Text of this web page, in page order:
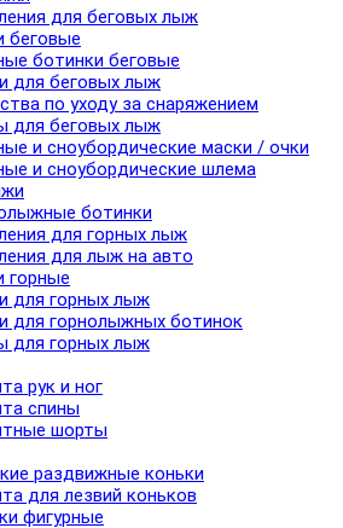
для беговых лыж
беговые
ботинки беговые
для беговых лыж
по уходу за снаряжением
для беговых лыж
и сноубордические маски / очки
и сноубордические шлема
ботинки
для горных лыж
для лыж на авто
горные
для горных лыж
для горнолыжных ботинок
для горных лыж
рук и ног
спины
шорты
раздвижные коньки
для лезвий коньков
фигурные